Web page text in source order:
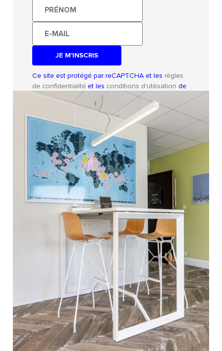
Prénom
E-
mail
Ce site est protégé par reCAPTCHA et les règles
de confidentialitéet les conditions d'utilisation de
Google s'appliquent.